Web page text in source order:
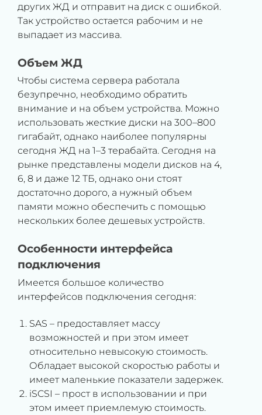
других ЖД и отправит на диск с ошибкой.
Так устройство остается рабочим и не
выпадает из массива.
Объем ЖД
Чтобы система сервера работала
безупречно, необходимо обратить
внимание и на объем устройства. Можно
использовать жесткие диски на 300–800
гигабайт, однако наиболее популярны
сегодня ЖД на 1–3 терабайта. Сегодня на
рынке представлены модели дисков на 4,
6, 8 и даже 12 ТБ, однако они стоят
достаточно дорого, а нужный объем
памяти можно обеспечить с помощью
нескольких более дешевых устройств.
Особенности интерфейса
подключения
Имеется большое количество
интерфейсов подключения сегодня:
SAS – предоставляет массу
возможностей и при этом имеет
относительно невысокую стоимость.
Обладает высокой скоростью работы и
имеет маленькие показатели задержек.
iSCSI – прост в использовании и при
этом имеет приемлемую стоимость.